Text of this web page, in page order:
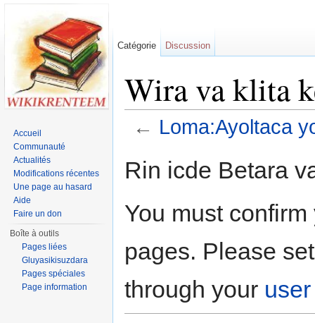
Wira va klita
← Loma:Ayoltaca
Rin icde Betara
You must
pages. Please
through your
Catégorie Discussion
Accueil
Communauté
Actualités
Modifications récentes
Une page au hasard
Aide
Faire un don
Boîte à outils
Pages liées
Gluyasikisuzdara
Pages spéciales
Page information